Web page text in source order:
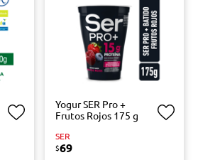
Yogur SER Pro +
Frutos Rojos 175 g
SER
$69